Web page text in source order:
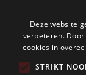
Camerabewaking
Brogel
Camerabewaking
Spouwen
Deze website
verbeteren.
cookies in
STRIKT